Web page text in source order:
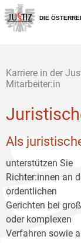
Zur
Hauptnavigation
[1]
Zum
Inhalt
[2]
Zum
Untermenü
[3]
DIE
Karriere in der
Mitarbeiter:in
Als
unterstützen Sie
Richter:innen an
ordentlichen
Gerichten bei
oder komplexen
Verfahren sowie